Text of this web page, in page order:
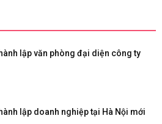
lập văn phòng đại diện công ty
lập doanh nghiệp tại Hà Nội mới